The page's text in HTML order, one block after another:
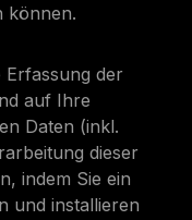
können.
der
auf Ihre
Daten (inkl.
dieser
indem Sie ein
und installieren